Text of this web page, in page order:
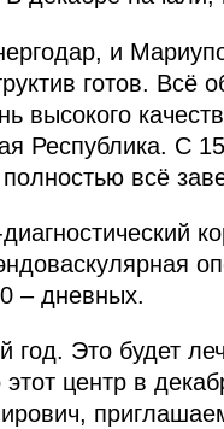
и
готов. Всё
высокого
Республика. С
всё
– дневных.
год. Это будет
центр в